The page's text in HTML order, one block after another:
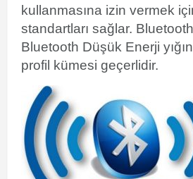
kullanmasına izin vermek
standartları sağlar.
Bluetooth Düşük Enerji
profil kümesi geçerlidir.